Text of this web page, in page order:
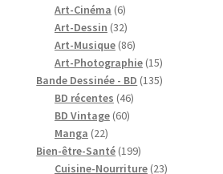
Art-Cinéma 66
produits
Art-Dessin 3232
produits
Art-Musique 8686
produits
Art-Photographie 1515
produits
Bande Dessinée - BD 135135
BD récentes 4646
BD Vintage 6060
Manga 2222
produits
Bien-être-Santé 199199
produits
Cuisine-Nourriture 2323